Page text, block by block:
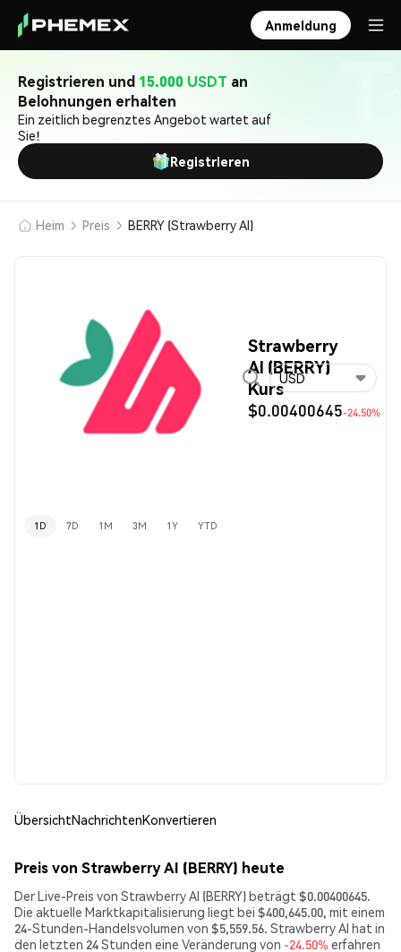
Anmeldung
Registrieren und 15.000 USDT an
Belohnungen erhalten
Ein zeitlich begrenztes Angebot wartet auf
Sie!
Registrieren
Heim Preis BERRY (Strawberry AI)
Strawberry
AI (BERRY)
Kurs
$0.00400645-24.50%
USD
1D 7D 1M 3M 1Y YTD
ÜbersichtNachrichtenKonvertieren
Preis von Strawberry AI (BERRY) heute
Der Live-Preis von Strawberry AI (BERRY) beträgt $0.00400645.
Die aktuelle Marktkapitalisierung liegt bei $400,645.00, mit einem
24-Stunden-Handelsvolumen von $5,559.56. Strawberry AI hat in
den letzten 24 Stunden eine Veränderung von -24.50% erfahren